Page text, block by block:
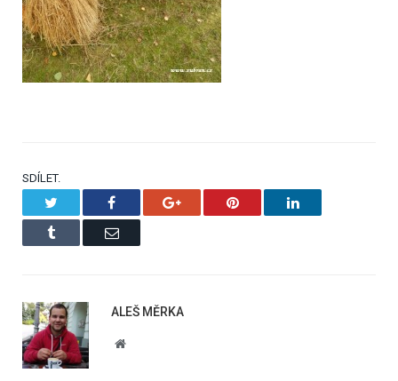
SDÍLET.
Facebook Google+ Pinterest LinkedIn
Tumblr Email
ALEŠ MĚRKA
Website